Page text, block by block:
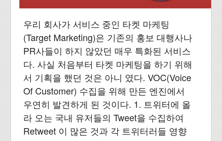
우리 회사가 서비스 중인 타켓 마케팅
(Target Marketing)은 기존의 홍보 대행사나
PR사들이 하지 않았던 매우 특화된 서비스
다. 사실 처음부터 타켓 마케팅을 하기 위해
서 기획을 했던 것은 아니 였다. VOC(Voice
Of Customer) 수집을 위해 만든 엔진에서
우연히 발견하게 된 것이다. 1. 트위터에 올
라 오는 국내 유저들의 Tweet을 수집하여
Retweet 이 많은 것과 각 트위터러들 영향